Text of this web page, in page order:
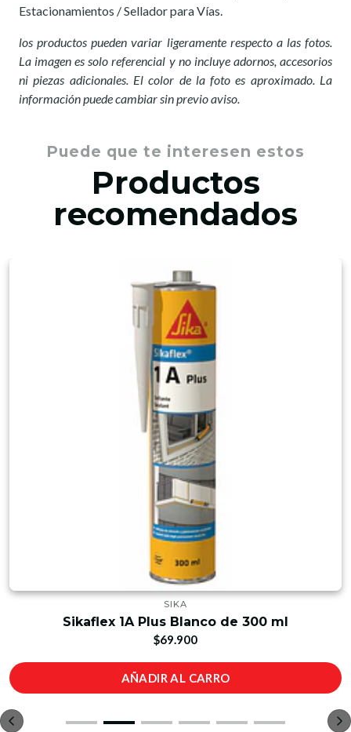
Estacionamientos / Sellador para Vías.
los productos pueden variar ligeramente respecto a las fotos.
La imagen es solo referencial y no incluye adornos, accesorios
ni piezas adicionales. El color de la foto es aproximado. La
información puede cambiar sin previo aviso.
Puede que te interesen estos
Productos
recomendados
SIKA
Sikaflex 1A Plus Blanco de 300 ml
$69.900
AÑADIR AL CARRO